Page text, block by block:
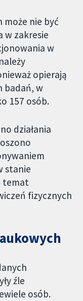
może nie być
w zakresie
w
opierają
badań, w
157 osób.
działania
stanie
temat
fizycznych
źle
osób.